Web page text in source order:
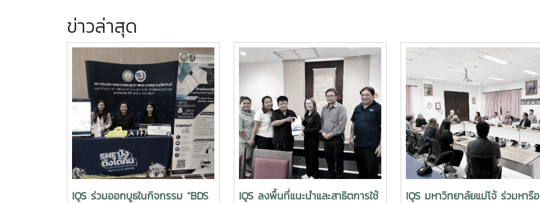
ข่าวล่าสุด
IQS ร่วมออกบูธในกิจกรรม “BDS IQS ลงพื้นที่แนะนำและสาธิตการใช้ IQS มหาวิทยาลัยแม่โจ้ ร่วมหารือ